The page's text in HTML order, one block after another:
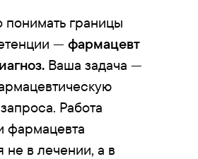
понимать границы
— фармацевт
Ваша задача —
Работа
фармацевта
не в лечении, а в